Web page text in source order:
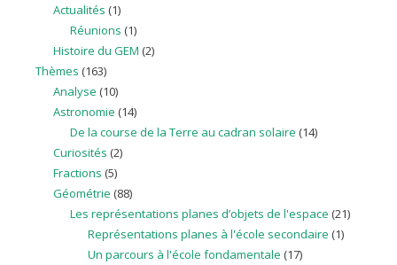
Actualités (1)
Réunions (1)
Histoire du GEM (2)
Thèmes (163)
Analyse (10)
Astronomie (14)
De la course de la Terre au cadran solaire (14)
Curiosités (2)
Fractions (5)
Géométrie (88)
Les représentations planes d’objets de l'espace (21)
Représentations planes à l'école secondaire (1)
Un parcours à l'école fondamentale (17)